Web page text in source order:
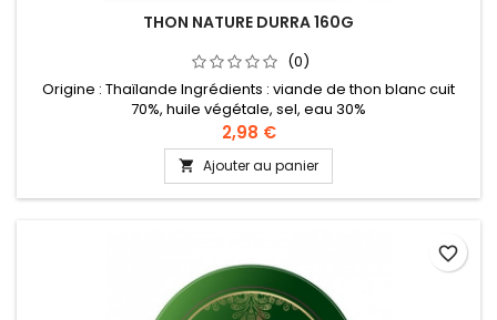
THON NATURE DURRA 160G
(0)
Origine : Thaïlande Ingrédients : viande de thon blanc cuit
70%, huile végétale, sel, eau 30%
2,98 €
 Ajouter au panier
favorite_border